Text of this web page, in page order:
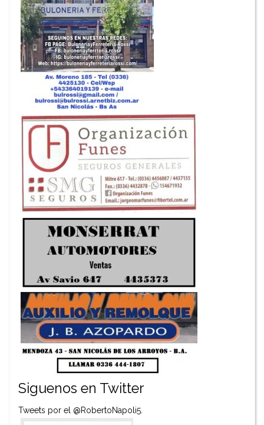
Siguenos en Twitter
Tweets por el @RobertoNapoli5.